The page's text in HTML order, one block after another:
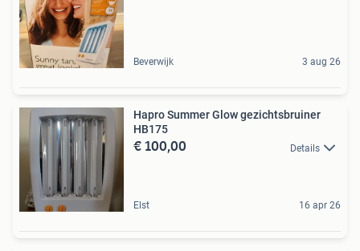
Beverwijk 3 aug 26
Hapro Summer Glow gezichtsbruiner
HB175
€ 100,00 Details
Elst 16 apr 26